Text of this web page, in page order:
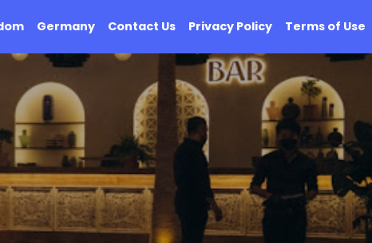
Germany Contact Us Privacy Policy Terms of Use